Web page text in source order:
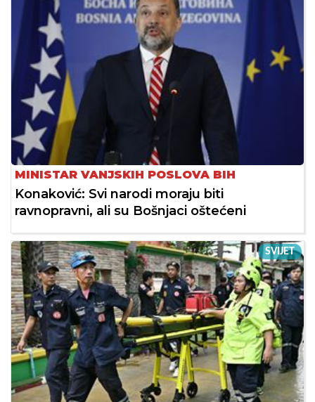
MINISTAR VANJSKIH POSLOVA BIH
Konaković: Svi narodi moraju biti
ravnopravni, ali su Bošnjaci oštećeni
SVIJET